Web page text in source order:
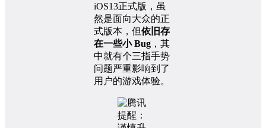
iOS13正式版，虽
然是面向大众的正
式版本，但依旧存
在一些小 Bug ，其
中就有个三指手势
问题严重影响到了
用户的游戏体验。